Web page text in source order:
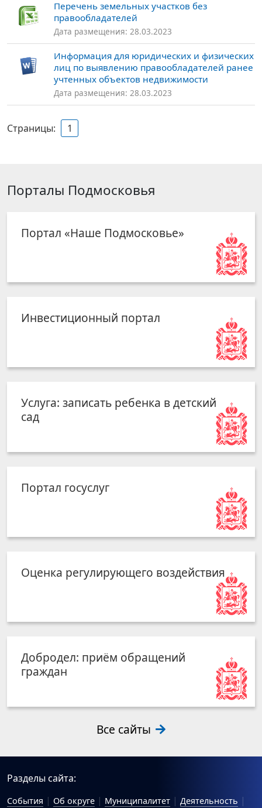
Перечень земельных участков без
правообладателей
Дата размещения: 28.03.2023
Информация для юридических и физических
лиц по выявлению правообладателей ранее
учтенных объектов недвижимости
Дата размещения: 28.03.2023
Страницы: 1
Порталы Подмосковья
Портал «Наше Подмосковье»
Инвестиционный портал
Услуга: записать ребенка в детский
сад
Портал госуслуг
Оценка регулирующего воздействия
Добродел: приём обращений
граждан
Все сайты
Разделы сайта:
События Об округе Муниципалитет Деятельность